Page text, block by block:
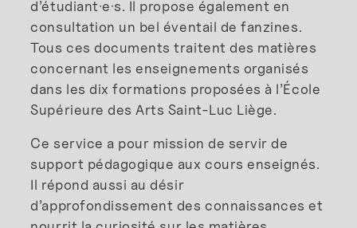
d’étudiant·e·s. Il propose également en
consultation un bel éventail de fanzines.
Tous ces documents traitent des matières
concernant les enseignements organisés
dans les dix formations proposées à l’École
Supérieure des Arts Saint-Luc Liège.
Ce service a pour mission de servir de
support pédagogique aux cours enseignés.
Il répond aussi au désir
d’approfondissement des connaissances et